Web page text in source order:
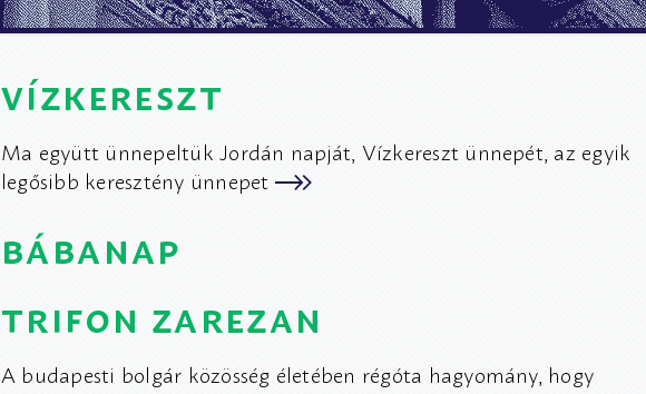
vízkereszt
Ma együtt ünnepeltük Jordán napját, Vízkereszt ünnepét, az egyik
legősibb keresztény ünnepet
bábanap
trifon zarezan
A budapesti bolgár közösség életében régóta hagyomány, hogy